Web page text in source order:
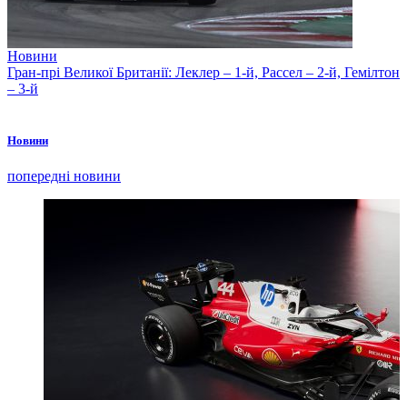
Новини
Гран-прі Великої Британії: Леклер – 1-й, Рассел – 2-й, Гемілтон
– 3-й
Новини
попередні новини